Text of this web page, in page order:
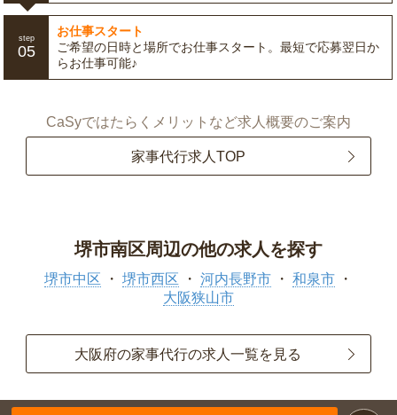
step
05
お仕事スタート
ご希望の日時と場所でお仕事スタート。最短で応募翌日か
らお仕事可能♪
CaSyではたらくメリットなど求人概要のご案内
家事代行求人TOP
堺市南区周辺の他の求人を探す
堺市中区 堺市西区 河内長野市
和泉市
大阪狭山市
大阪府の家事代行の求人一覧を見る